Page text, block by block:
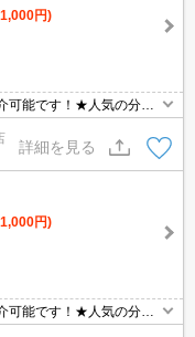
円)
可能です！★人気の分譲
★初期費用クレジット決
具家電付物件です★
詳細を見る
円)
可能です！★人気の分譲
★初期費用クレジット決